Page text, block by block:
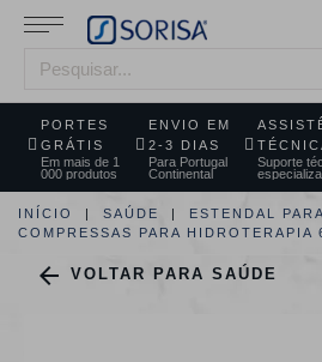
PORTES
GRÁTIS
Em mais de 1
000 produtos
ENVIO EM
2-3 DIAS
Para Portugal
Continental
Suporte
INÍCIO SAÚDE
ESTENDAL
COMPRESSAS PARA HIDROTERAPIA
 VOLTAR PARA SAÚDE